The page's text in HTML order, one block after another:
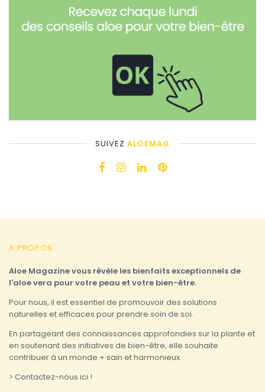
SUIVEZ ALOEMAG
A PROPOS
Aloe Magazine vous révèle les bienfaits exceptionnels de
l'aloe vera pour votre peau et votre bien-être.
Pour nous, il est essentiel de promouvoir des solutions
naturelles et efficaces pour prendre soin de soi.
En partageant des connaissances approfondies sur la plante et
en soutenant des initiatives de bien-être, elle souhaite
contribuer à un monde + sain et harmonieux.
> Contactez-nous ici !